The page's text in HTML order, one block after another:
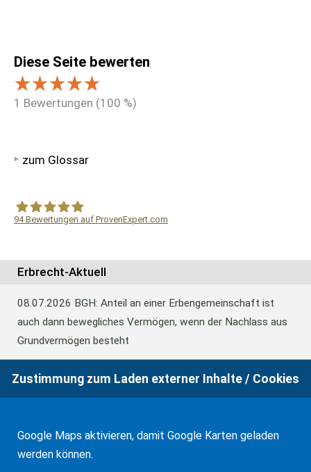
Diese Seite bewerten
1 Bewertungen (100 %)
zum Glossar
94Bewertungen auf ProvenExpert.com
Erbrecht-Aktuell
08.07.2026 BGH: Anteil an einer Erbengemeinschaft ist
auch dann bewegliches Vermögen, wenn der Nachlass aus
Grundvermögen besteht
BFH: Abweichende Festsetzung aus
17.03.2026Andalusien: Vergünstigungen bei der
Zustimmung zum Laden externer Inhalte / Cookies
Google Maps aktivieren, damit Google Karten geladen
werden können.